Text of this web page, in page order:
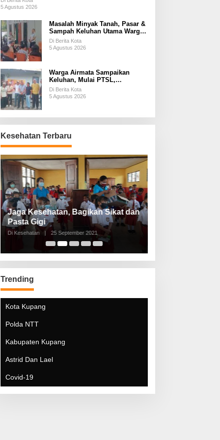
5 Agustus 2026
Masalah Minyak Tanah, Pasar &
Sampah Keluhan Utama Warga
Airnona
Di Berita Kota
5 Agustus 2026
Warga Airmata Sampaikan
Keluhan, Mulai PTSL,
Ketersediaan Minyak Tanah &
Lahan Pemakaman
Di Berita Kota
5 Agustus 2026
Kesehatan Terbaru
Jaga Kesehatan, Bagikan Sikat dan
Pasta Gigi
Di Kesehatan | 25 September 2021
Trending
Kota Kupang
Polda NTT
Kabupaten Kupang
Astrid Dan Lael
Covid-19